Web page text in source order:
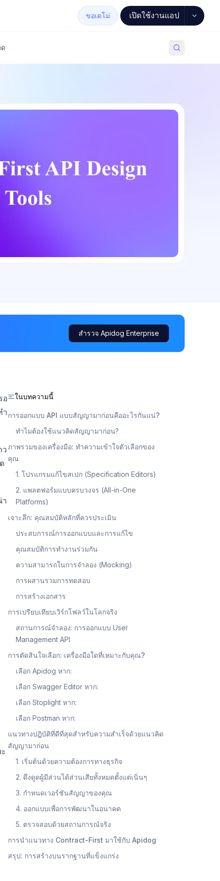
ขอเดโม่ เปิดใช้งานแอป
สำรวจ Apidog Enterprise
อ
ำ
า
ในบทความนี้
การออกแบบ API แบบสัญญามาก่อนคืออะไรกันแน่?
ทำไมต้องใช้แนวคิดสัญญามาก่อน?
ภาพรวมของเครื่องมือ: ทำความเข้าใจตัวเลือกของ
คุณ
1. โปรแกรมแก้ไขสเปก (Specification Editors)
2. แพลตฟอร์มแบบครบวงจร (All-in-One
Platforms)
เจาะลึก: คุณสมบัติหลักที่ควรประเมิน
ประสบการณ์การออกแบบและการแก้ไข
คุณสมบัติการทำงานร่วมกัน
ความสามารถในการจำลอง (Mocking)
การผสานรวมการทดสอบ
การสร้างเอกสาร
การเปรียบเทียบเวิร์กโฟลว์ในโลกจริง
สถานการณ์จำลอง: การออกแบบ User
Management API
การตัดสินใจเลือก: เครื่องมือใดที่เหมาะกับคุณ?
เลือก Apidog หาก:
เลือก Swagger Editor หาก:
เลือก Stoplight หาก:
เลือก Postman หาก:
แนวทางปฏิบัติที่ดีที่สุดสำหรับความสำเร็จด้วยแนวคิด
สัญญามาก่อน
1. เริ่มต้นด้วยความต้องการทางธุรกิจ
2. ดึงดูดผู้มีส่วนได้ส่วนเสียทั้งหมดตั้งแต่เนิ่นๆ
3. กำหนดเวอร์ชันสัญญาของคุณ
4. ออกแบบเพื่อการพัฒนาในอนาคต
5. ตรวจสอบด้วยสถานการณ์จริง
การนำแนวทาง Contract-First มาใช้กับ Apidog
สรุป: การสร้างบนรากฐานที่แข็งแกร่ง